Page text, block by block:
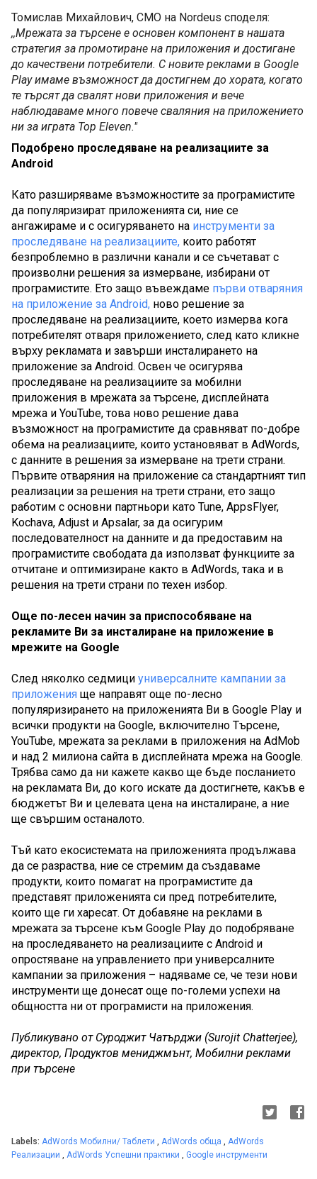
,,Мрежата за търсене е основен компонент в нашата
стратегия за промотиране на приложения и достигане
до качествени потребители. С новите реклами в Google
Play имаме възможност да достигнем до хората, когато
те търсят да свалят нови приложения и вече
наблюдаваме много повече сваляния на приложението
ни за играта Top Eleven."
Подобрено проследяване на реализациите за
Android
Като разширяваме възможностите за програмистите
да популяризират приложенията си, ние се
ангажираме и с осигуряването на инструменти за
проследяване на реализациите, които работят
безпроблемно в различни канали и се съчетават с
произволни решения за измерване, избирани от
програмистите. Ето защо въвеждаме първи отваряния
на приложение за Android, ново решение за
проследяване на реализациите, което измерва кога
потребителят отваря приложението, след като кликне
върху рекламата и завърши инсталирането на
приложение за Android. Освен че осигурява
проследяване на реализациите за мобилни
приложения в мрежата за търсене, дисплейната
мрежа и YouTube, това ново решение дава
възможност на програмистите да сравняват по-добре
обема на реализациите, които установяват в AdWords,
с данните в решения за измерване на трети страни.
Първите отваряния на приложение са стандартният тип
реализации за решения на трети страни, ето защо
работим с основни партньори като Tune, AppsFlyer,
Kochava, Adjust и Apsalar, за да осигурим
последователност на данните и да предоставим на
програмистите свободата да използват функциите за
отчитане и оптимизиране както в AdWords, така и в
решения на трети страни по техен избор.
Още по-лесен начин за приспособяване на
рекламите Ви за инсталиране на приложение в
мрежите на Google
След няколко седмици универсалните кампании за
приложения ще направят още по-лесно
популяризирането на приложенията Ви в Google Play и
всички продукти на Google, включително Търсене,
YouTube, мрежата за реклами в приложения на AdMob
и над 2 милиона сайта в дисплейната мрежа на Google.
Трябва само да ни кажете какво ще бъде посланието
на рекламата Ви, до кого искате да достигнете, какъв е
бюджетът Ви и целевата цена на инсталиране, а ние
ще свършим останалото.
Тъй като екосистемата на приложенията продължава
да се разраства, ние се стремим да създаваме
продукти, които помагат на програмистите да
представят приложенията си пред потребителите,
които ще ги харесат. От добавяне на реклами в
мрежата за търсене към Google Play до подобряване
на проследяването на реализациите с Android и
опростяване на управлението при универсалните
кампании за приложения – надяваме се, че тези нови
инструменти ще донесат още по-големи успехи на
общността ни от програмисти на приложения.
Публикувано от Суроджит Чатърджи (Surojit Chatterjee),
директор, Продуктов мениджмънт, Мобилни реклами
при търсене
Labels: AdWords Мобилни/ Таблети , AdWords обща , AdWords
Реализации , AdWords Успешни практики , Google инструменти